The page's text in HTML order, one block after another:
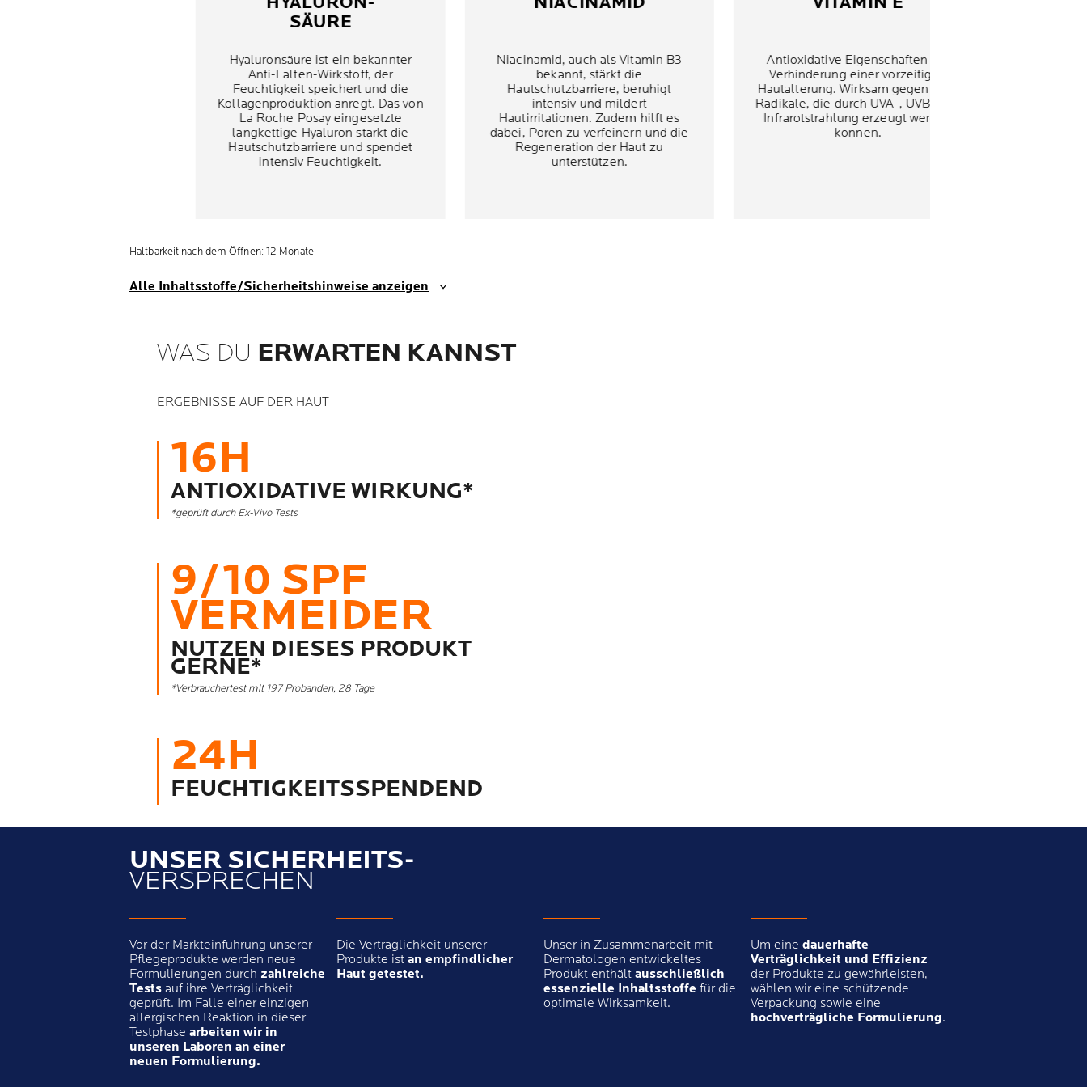
SÄURE
Hyaluronsäure ist ein bekannter
Anti-Falten-Wirkstoff, der
Feuchtigkeit speichert und die
Kollagenproduktion anregt. Das von
La Roche Posay eingesetzte
langkettige Hyaluron stärkt die
Hautschutzbarriere und spendet
intensiv Feuchtigkeit.
Niacinamid, auch als Vitamin B3
bekannt, stärkt die
Hautschutzbarriere, beruhigt
intensiv und mildert
Hautirritationen. Zudem hilft es
dabei, Poren zu verfeinern und die
Regeneration der Haut zu
unterstützen.
Antioxidative Eigenschaften zur
Verhinderung einer vorzeitigen
Hautalterung. Wirksam gegen freie
Radikale, die durch UVA-, UVB- und
Infrarotstrahlung erzeugt werden
können.
Haltbarkeit nach dem Öffnen: 12 Monate
Alle Inhaltsstoffe/Sicherheitshinweise anzeigen
WAS DU ERWARTEN KANNST
ERGEBNISSE AUF DER HAUT
16H
ANTIOXIDATIVE WIRKUNG*
*geprüft durch Ex-Vivo Tests
9/10 SPF
VERMEIDER
NUTZEN DIESES PRODUKT
GERNE*
*Verbrauchertest mit 197 Probanden, 28 Tage
24H
FEUCHTIGKEITSSPENDEND
UNSER SICHERHEITS-
VERSPRECHEN
Vor der Markteinführung unserer
Pflegeprodukte werden neue
Formulierungen durch zahlreiche
Tests auf ihre Verträglichkeit
geprüft. Im Falle einer einzigen
allergischen Reaktion in dieser
Testphase arbeiten wir in
unseren Laboren an einer
neuen Formulierung.
Die Verträglichkeit unserer
Produkte ist an empfindlicher
Haut getestet.
Unser in Zusammenarbeit mit
Dermatologen entwickeltes
Produkt enthält ausschließlich
essenzielle Inhaltsstoffe für die
optimale Wirksamkeit.
Um eine dauerhafte
Verträglichkeit und Effizienz
der Produkte zu gewährleisten,
wählen wir eine schützende
Verpackung sowie eine
hochverträgliche Formulierung.